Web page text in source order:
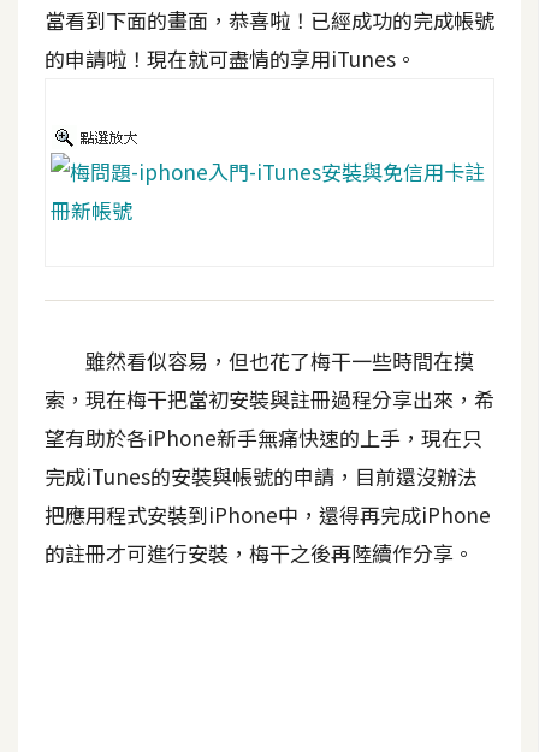
熱
章
全
導
合
作
提
案
當看到下面的畫面，恭喜啦！已經成功的完成帳號
的申請啦！現在就可盡情的享用iTunes。
雖然看似容易，但也花了梅干一些時間在摸
索，現在梅干把當初安裝與註冊過程分享出來，希
望有助於各iPhone新手無痛快速的上手，現在只
完成iTunes的安裝與帳號的申請，目前還沒辦法
把應用程式安裝到iPhone中，還得再完成iPhone
的註冊才可進行安裝，梅干之後再陸續作分享。